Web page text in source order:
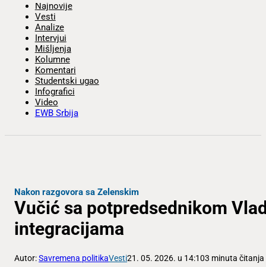
Najnovije
Vesti
Analize
Intervjui
Mišljenja
Kolumne
Komentari
Studentski ugao
Infografici
Video
EWB Srbija
Nakon razgovora sa Zelenskim
Vučić sa potpredsednikom
integracijama
Autor:Savremena politikaVesti21. 05. 2026. u 14:103 minuta čitanja